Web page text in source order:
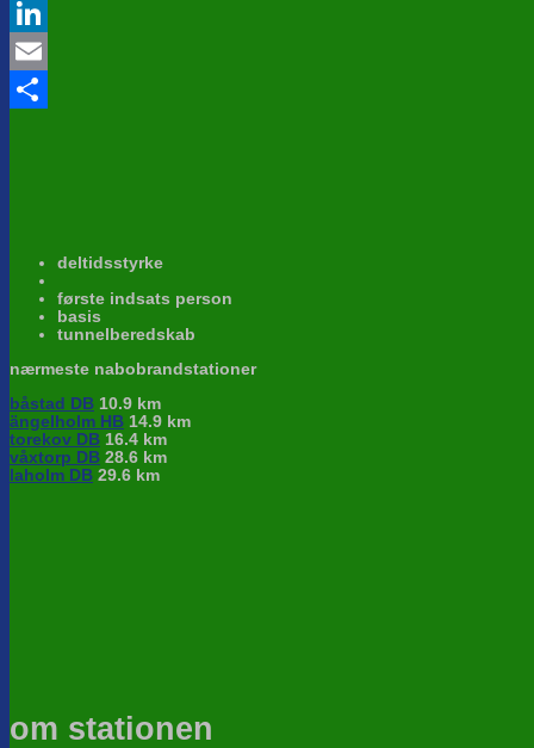
Twitter
LinkedIn
Email
deltidsstyrke
første indsats person
basis
tunnelberedskab
nærmeste nabobrandstationer
båstad DB 10.9 km
ängelholm HB 14.9 km
torekov DB 16.4 km
våxtorp DB 28.6 km
laholm DB 29.6 km
om stationen